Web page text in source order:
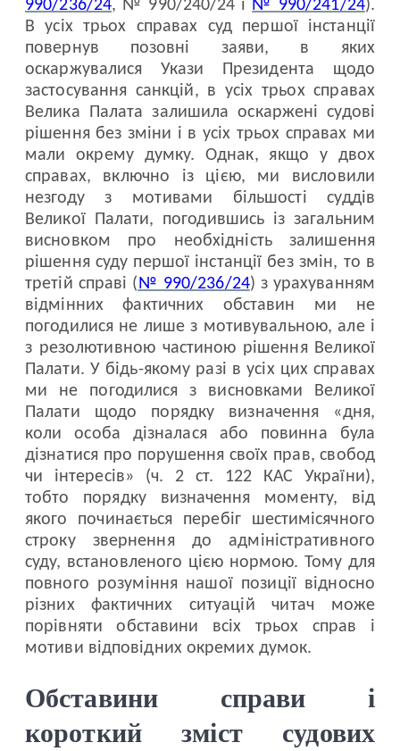
990/236/24, № 990/240/24 і № 990/241/24).
В усіх трьох справах суд першої інстанції
повернув позовні заяви, в яких
оскаржувалися Укази Президента щодо
застосування санкцій, в усіх трьох справах
Велика Палата залишила оскаржені судові
рішення без зміни і в усіх трьох справах ми
мали окрему думку. Однак, якщо у двох
справах, включно із цією, ми висловили
незгоду з мотивами більшості суддів
Великої Палати, погодившись із загальним
висновком про необхідність залишення
рішення суду першої інстанції без змін, то в
третій справі (№ 990/236/24) з урахуванням
відмінних фактичних обставин ми не
погодилися не лише з мотивувальною, але і
з резолютивною частиною рішення Великої
Палати. У бідь-якому разі в усіх цих справах
ми не погодилися з висновками Великої
Палати щодо порядку визначення «дня,
коли особа дізналася або повинна була
дізнатися про порушення своїх прав, свобод
чи інтересів» (ч. 2 ст. 122 КАС України),
тобто порядку визначення моменту, від
якого починається перебіг шестимісячного
строку звернення до адміністративного
суду, встановленого цією нормою. Тому для
повного розуміння нашої позиції відносно
різних фактичних ситуацій читач може
порівняти обставини всіх трьох справ і
мотиви відповідних окремих думок.
Обставини справи і
короткий зміст судових